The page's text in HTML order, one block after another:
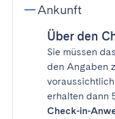
Ankunft
Über den
Sie müssen das
den Angaben
erhalten dann
Check-in-